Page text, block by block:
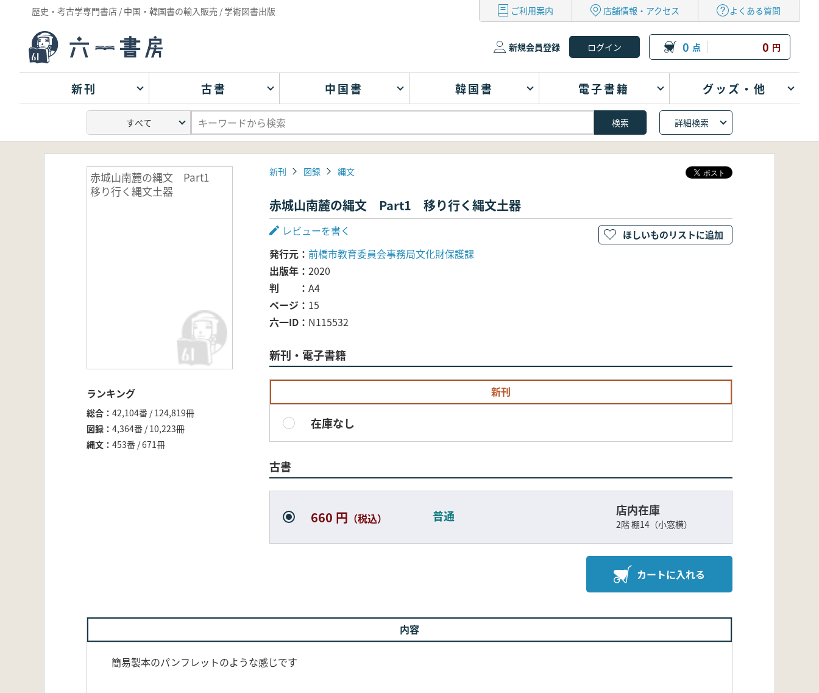
歴史・考古学専門書店 / 中国・韓国書の輸入販売 / 学術図書出版 ご利用案内 店舗情報・アクセス よくある質問
新規会員登録 0 点 0 円
新刊 古書 中国書 韓国書 電子書籍 グッズ・他
詳細検索
赤城山南麓の縄文 Part1
移り行く縄文土器
ランキング
総合
42,104番 / 124,819冊
図録
4,364番 / 10,223冊
縄文
453番 / 671冊
新刊 図録 縄文
赤城山南麓の縄文 Part1 移り行く縄文土器
レビューを書く
発行元
前橋市教育委員会事務局文化財保護課
出版年
2020
判
A4
ページ
15
六一ID
N115532
新刊・電子書籍
新刊
在庫なし
古書
660 円 （税込） 普通 店内在庫
2階 棚14（小窓横）
カートに入れる
ほしいものリストに追加
内容
簡易製本のパンフレットのような感じです